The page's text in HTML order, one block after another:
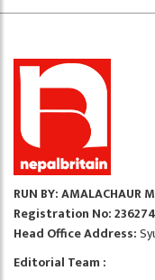
RUN BY: AMALACHAUR
Registration No:
Head Office Address:
Editorial Team :